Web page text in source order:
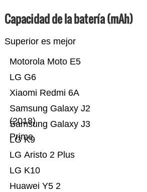
Capacidad de la batería (mAh)
Superior es mejor
Huawei Y5 2
LG K10
LG Aristo 2 Plus
LG K9
Samsung Galaxy J3
Prime
Samsung Galaxy J2
(2018)
Xiaomi Redmi 6A
LG G6
Motorola Moto E5